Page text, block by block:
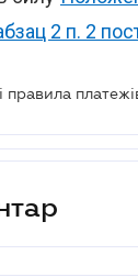
2 п. 2